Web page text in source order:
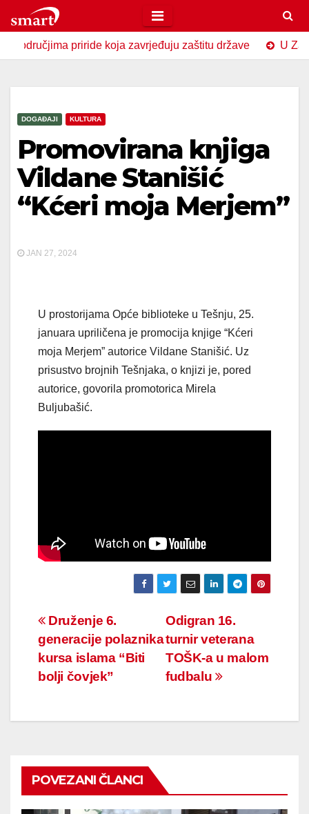
to
contentpriride koja zavrjeđuju zaštitu države U
DOGAĐAJI KULTURA
Promovirana knjiga
Vildane Stanišić
“Kćeri moja Merjem”
JAN 27, 2024
U prostorijama Opće biblioteke u Tešnju, 25.
januara upriličena je promocija knjige “Kćeri
moja Merjem” autorice Vildane Stanišić. Uz
prisustvo brojnih Tešnjaka, o knjizi je, pored
autorice, govorila promotorica Mirela
Buljubašić.
Navigacija
članaka
Odigran 16.
turnir veterana
TOŠK-a u malom
fudbalu
Druženje 6.
generacije polaznika
kursa islama “Biti
bolji čovjek”
POVEZANI ČLANCI